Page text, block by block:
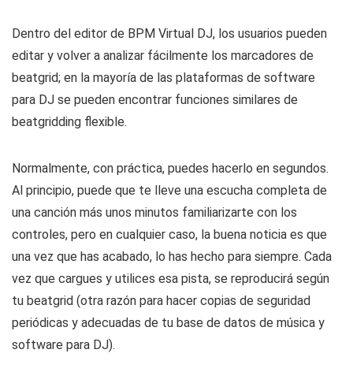
Dentro del editor de BPM Virtual DJ, los usuarios pueden
editar y volver a analizar fácilmente los marcadores de
beatgrid; en la mayoría de las plataformas de software
para DJ se pueden encontrar funciones similares de
beatgridding flexible.
Normalmente, con práctica, puedes hacerlo en segundos.
Al principio, puede que te lleve una escucha completa de
una canción más unos minutos familiarizarte con los
controles, pero en cualquier caso, la buena noticia es que
una vez que has acabado, lo has hecho para siempre. Cada
vez que cargues y utilices esa pista, se reproducirá según
tu beatgrid (otra razón para hacer copias de seguridad
periódicas y adecuadas de tu base de datos de música y
software para DJ).